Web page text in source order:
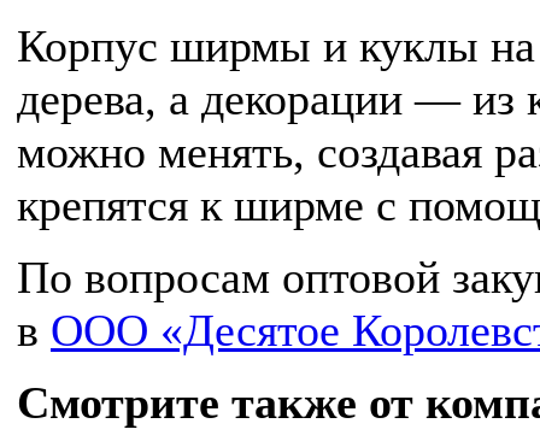
Корпус ширмы и куклы на
дерева, а декорации — из
можно менять, создавая
крепятся к ширме с
По вопросам оптовой
в ООО «Десятое
Смотрите также от